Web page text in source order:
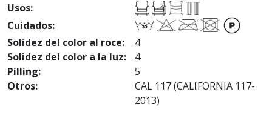
Usos:
Cuidados:
Solidez del color al roce:
4
Solidez del color a la luz:
4
Pilling:
5
Otros:
CAL 117 (CALIFORNIA 117-
2013)